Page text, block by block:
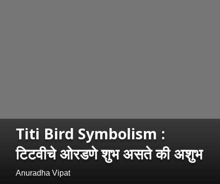
Titi Bird Symbolism :
टिटवीचे ओरडणे शुभ असते की अशुभ
Anuradha Vipat